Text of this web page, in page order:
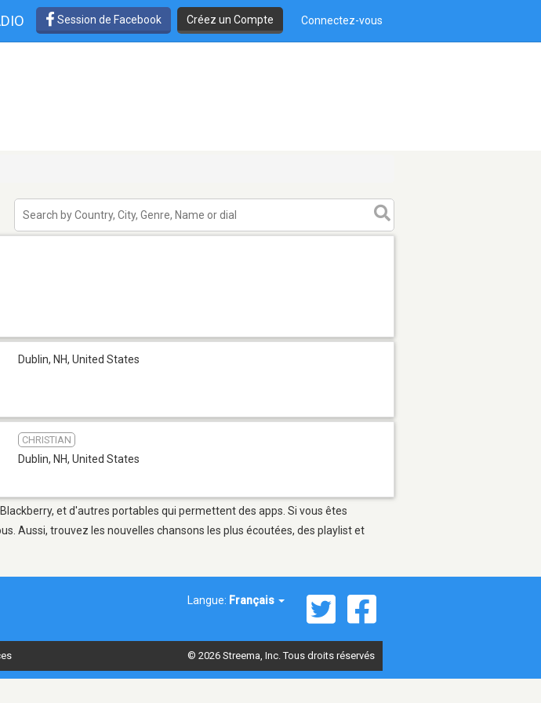
Session de Facebook Créez un Compte Connectez-vous
Dublin, NH, United States
CHRISTIAN
Dublin, NH, United States
et d'autres portables qui permettent des apps. Si vous êtes
Aussi, trouvez les nouvelles chansons les plus écoutées, des playlist et
Langue: Français
© 2026 Streema, Inc. Tous droits réservés